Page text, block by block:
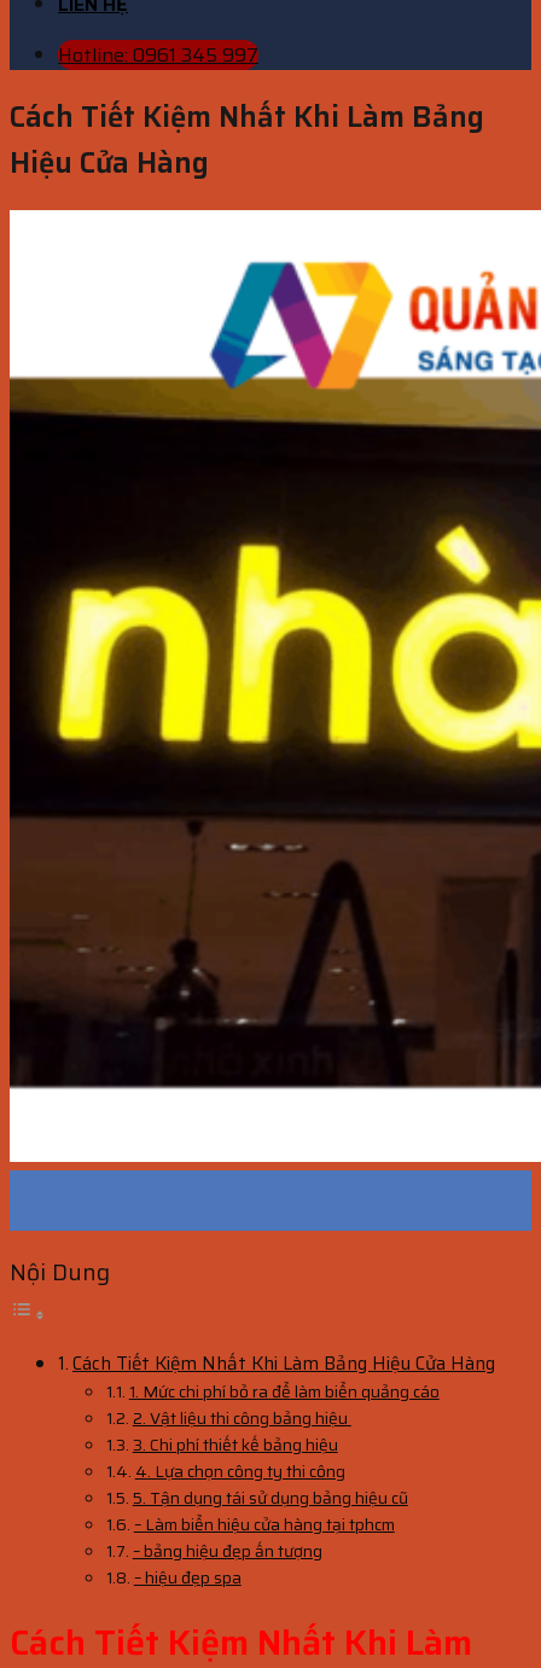
Hotline: 0961 345 997
Cách Tiết Kiệm Nhất Khi Làm Bảng
Hiệu Cửa Hàng
Nội Dung
Cách Tiết Kiệm Nhất Khi Làm Bảng Hiệu Cửa Hàng
1. Mức chi phí bỏ ra để làm biển quảng cáo
2. Vật liệu thi công bảng hiệu
3. Chi phí thiết kế bảng hiệu
4. Lựa chọn công ty thi công
5. Tận dụng tái sử dụng bảng hiệu cũ
– Làm biển hiệu cửa hàng tại tphcm
– bảng hiệu đẹp ấn tượng
– hiệu đẹp spa
Cách Tiết Kiệm Nhất Khi Làm